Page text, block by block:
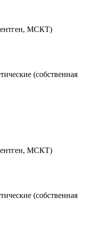
МСКТ)
(собственная
МСКТ)
(собственная